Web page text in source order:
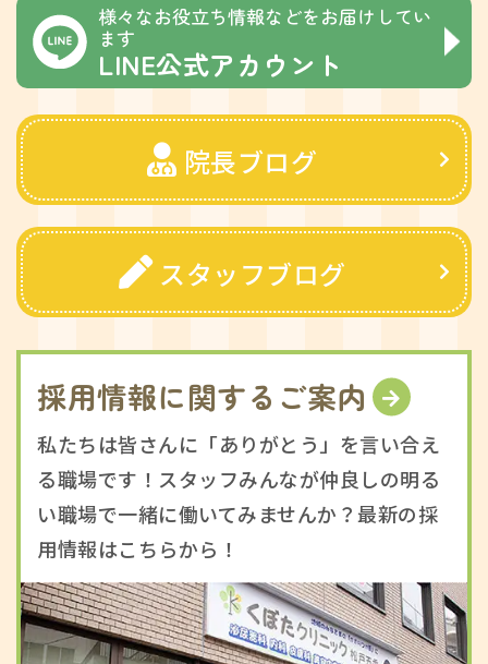
様々なお役立ち情報などをお届けしてい
ます
LINE公式アカウント
院長ブログ
スタッフブログ
採用情報に関するご案内
私たちは皆さんに「ありがとう」を言い合え
る職場です！スタッフみんなが仲良しの明る
い職場で一緒に働いてみませんか？最新の採
用情報はこちらから！